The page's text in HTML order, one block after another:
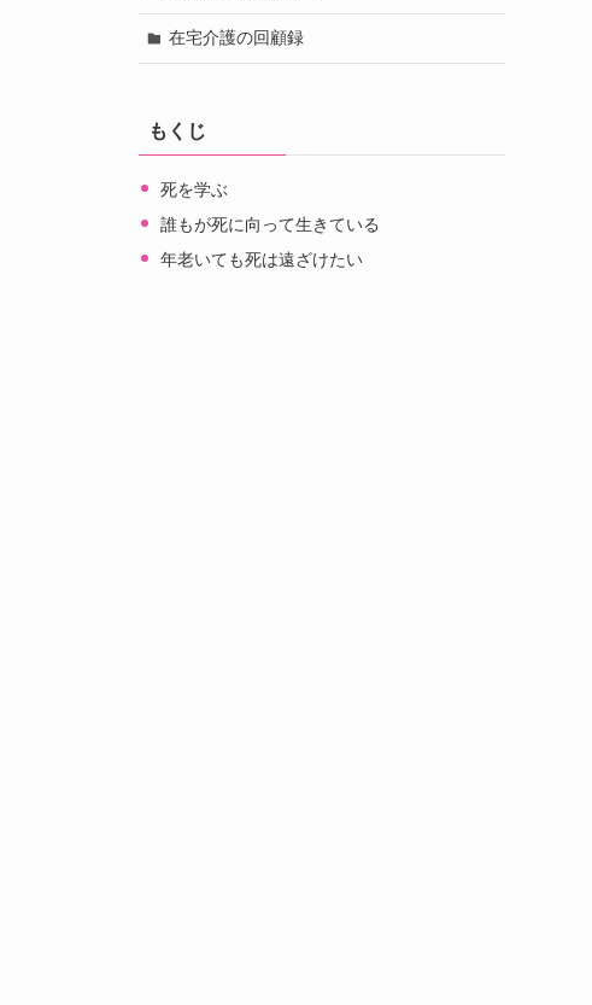
在宅介護の回顧録
もくじ
死を学ぶ
誰もが死に向って生きている
年老いても死は遠ざけたい